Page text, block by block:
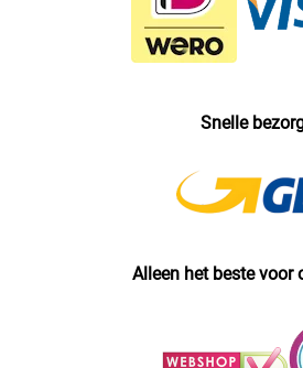
Snelle
Alleen het beste voor